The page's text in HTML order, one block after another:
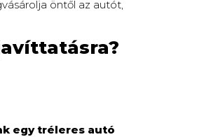
öntől az autót,
egy tréleres autó